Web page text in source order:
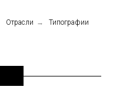
Отрасли → Типографии